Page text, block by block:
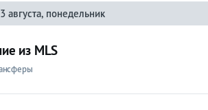
августа, понедельник
из MLS